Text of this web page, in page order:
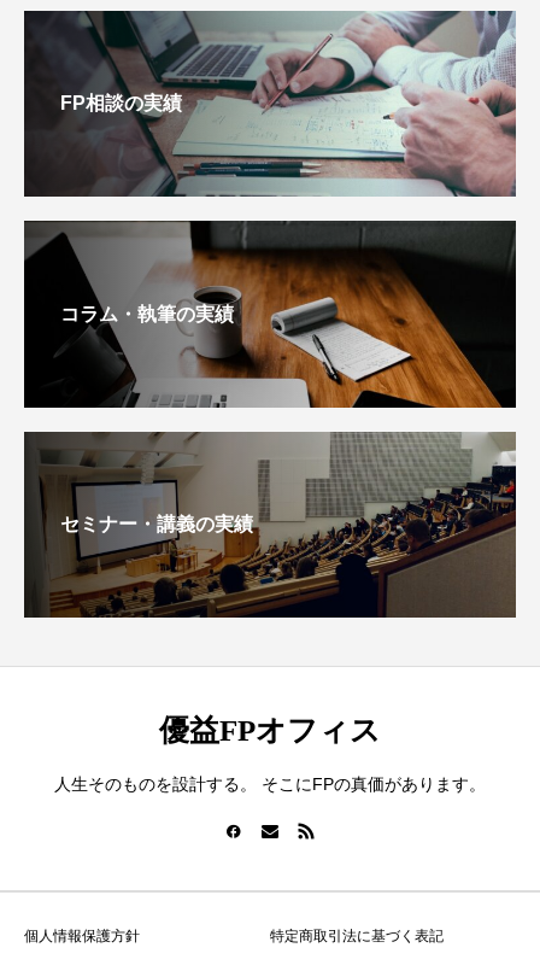
FP相談の実績
コラム・執筆の実績
セミナー・講義の実績
優益FPオフィス
人生そのものを設計する。 そこにFPの真価があります。
個人情報保護方針 特定商取引法に基づく表記